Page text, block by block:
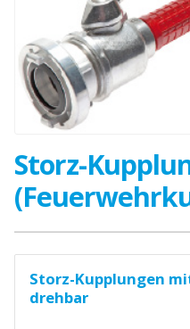
Storz-
Storz-Kupplungen
drehbar